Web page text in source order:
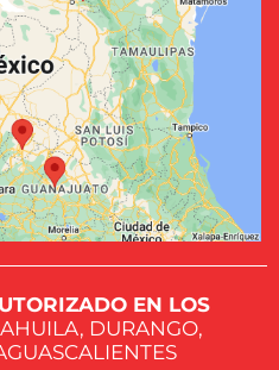
EN LOS
DURANGO,